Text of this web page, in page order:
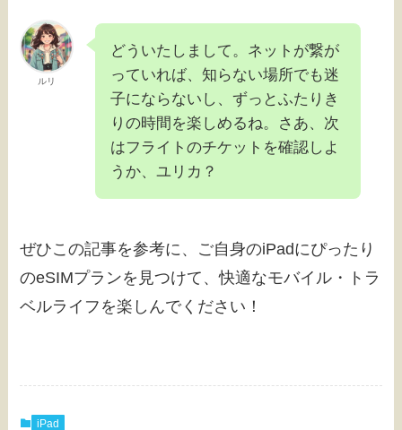
ルリ
どういたしまして。ネットが繋が
っていれば、知らない場所でも迷
子にならないし、ずっとふたりき
りの時間を楽しめるね。さあ、次
はフライトのチケットを確認しよ
うか、ユリカ？
ぜひこの記事を参考に、ご自身のiPadにぴったり
のeSIMプランを見つけて、快適なモバイル・トラ
ベルライフを楽しんでください！
iPad